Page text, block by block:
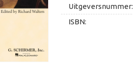
Uitgeversnummer:
ISBN: